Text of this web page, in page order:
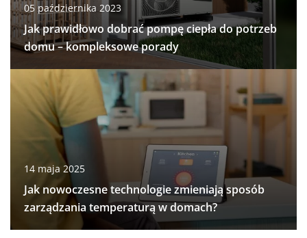
05 października 2023
Jak prawidłowo dobrać pompę ciepła do potrzeb
domu – kompleksowe porady
14 maja 2025
Jak nowoczesne technologie zmieniają sposób
zarządzania temperaturą w domach?